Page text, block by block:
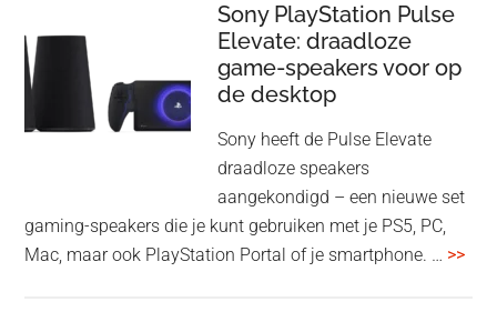
Sony PlayStation Pulse
Elevate: draadloze
game-speakers voor op
de desktop
Sony heeft de Pulse Elevate
draadloze speakers
aangekondigd – een nieuwe set
gaming-speakers die je kunt gebruiken met je PS5, PC,
Mac, maar ook PlayStation Portal of je smartphone. … >>